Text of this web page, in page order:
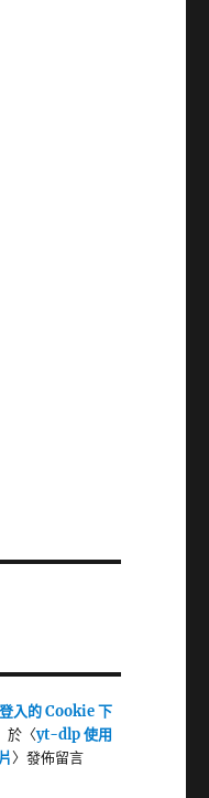
入的 Cookie 下
於〈yt-dlp 使用
〉發佈留言